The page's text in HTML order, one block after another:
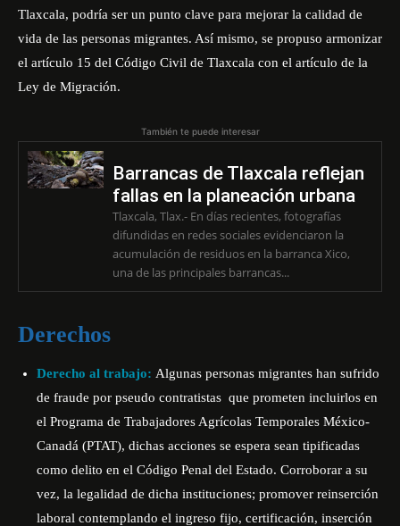
Tlaxcala, podría ser un punto clave para mejorar la calidad de
vida de las personas migrantes. Así mismo, se propuso armonizar
el artículo 15 del Código Civil de Tlaxcala con el artículo de la
Ley de Migración.
También te puede interesar
Barrancas de Tlaxcala reflejan
fallas en la planeación urbana
Tlaxcala, Tlax.- En días recientes, fotografías
difundidas en redes sociales evidenciaron la
acumulación de residuos en la barranca Xico,
una de las principales barrancas...
Derechos
Derecho al trabajo: Algunas personas migrantes han sufrido
de fraude por pseudo contratistas que prometen incluirlos en
el Programa de Trabajadores Agrícolas Temporales México-
Canadá (PTAT), dichas acciones se espera sean tipificadas
como delito en el Código Penal del Estado. Corroborar a su
vez, la legalidad de dicha instituciones; promover reinserción
laboral contemplando el ingreso fijo, certificación, inserción